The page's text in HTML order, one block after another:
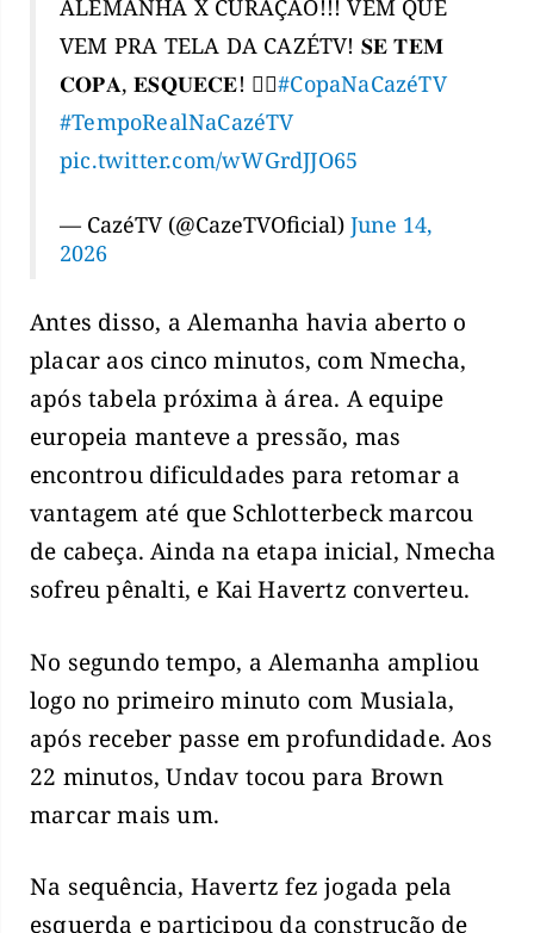
ALEMANHA X CURAÇAO!!! VEM QUE
VEM PRA TELA DA CAZÉTV! 𝐒𝐄 𝐓𝐄𝐌
𝐂𝐎𝐏𝐀, 𝐄𝐒𝐐𝐔𝐄𝐂𝐄! 😮‍💨#CopaNaCazéTV
#TempoRealNaCazéTV
pic.twitter.com/wWGrdJJO65
— CazéTV (@CazeTVOficial) June 14,
2026
Antes disso, a Alemanha havia aberto o
placar aos cinco minutos, com Nmecha,
após tabela próxima à área. A equipe
europeia manteve a pressão, mas
encontrou dificuldades para retomar a
vantagem até que Schlotterbeck marcou
de cabeça. Ainda na etapa inicial, Nmecha
sofreu pênalti, e Kai Havertz converteu.
No segundo tempo, a Alemanha ampliou
logo no primeiro minuto com Musiala,
após receber passe em profundidade. Aos
22 minutos, Undav tocou para Brown
marcar mais um.
Na sequência, Havertz fez jogada pela
esquerda e participou da construção de